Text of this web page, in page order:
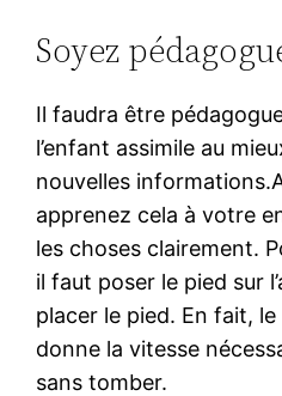
Soyez
Il faudra être
l’enfant assimile au
nouvelles
apprenez cela à votre
les choses clairement.
il faut poser le pied sur
placer le pied. En fait,
donne la vitesse
sans tomber.